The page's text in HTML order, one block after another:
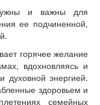
и важны для
ее подчиненной,
горячее желание
вдохновляясь и
духовной энергией.
здоровьем и
семейных